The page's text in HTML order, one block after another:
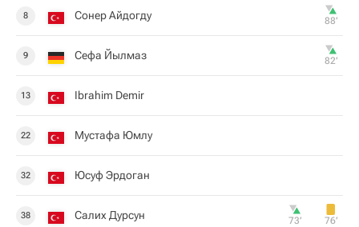
8 Сонер Айдогду 88‎’‎
9 Сефа Йылмаз 82‎’‎
13 Ibrahim Demir
22 Мустафа Юмлу
32 Юсуф Эрдоган
38 Салих Дурсун 73‎’‎ 76‎’‎